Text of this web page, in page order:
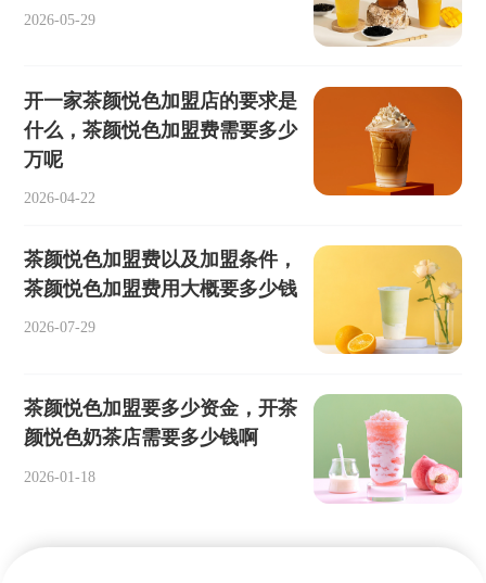
2026-05-29
开一家茶颜悦色加盟店的要求是
什么，茶颜悦色加盟费需要多少
万呢
2026-04-22
茶颜悦色加盟费以及加盟条件，
茶颜悦色加盟费用大概要多少钱
2026-07-29
茶颜悦色加盟要多少资金，开茶
颜悦色奶茶店需要多少钱啊
2026-01-18